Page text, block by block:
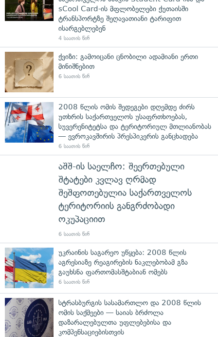
sCool Card-ის მფლობელები ქუთაისში
ტრანსპორტზე შეღავათიანი ტარიფით
ისარგებლებენ
4 საათის წინ
ქვიზი: გამოიცანი ცნობილი ადამიანი ერთი
მინიშნებით
6 საათის წინ
2008 წლის ომის შედეგები დღემდე ძირს
უთხრის საქართველოს უსაფრთხოებას,
სუვერენიტეტსა და ტერიტორიულ მთლიანობას
— ევროკავშირის პრესპიკერის განცხადება
6 საათის წინ
აშშ-ის საელჩო: შეერთებული
შტატები კვლავ ღრმად
შეშფოთებულია საქართველოს
ტერიტორიის განგრძობადი
ოკუპაციით
6 საათის წინ
უკრაინის საგარეო უწყება: 2008 წლის
აგრესიაზე რეაგირების ნაკლებობამ გზა
გაუხსნა ფართომასშტაბიან ომებს
6 საათის წინ
სტრასბურგის სასამართლო და 2008 წლის
ომის საქმეები — საიას ბრძოლა
დაზარალებულთა უფლებებისა და
კომპენსაციებისთვის